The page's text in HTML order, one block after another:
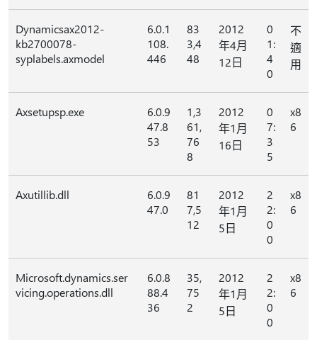
Dynamicsax2012-
kb2700078-
syplabels.axmodel
6.0.1
108.
446
83
3,4
48
2012
年4月
12日
0
1:
4
0
不
適
用
Axsetupsp.exe
6.0.9
47.8
53
1,3
61,
76
8
2012
年1月
16日
0
7:
3
5
x8
6
Axutillib.dll
6.0.9
47.0
81
7,5
12
2012
年1月
5日
2
2:
0
0
x8
6
Microsoft.dynamics.ser
vicing.operations.dll
6.0.8
88.4
36
35,
75
2
2012
年1月
5日
2
2:
0
0
x8
6